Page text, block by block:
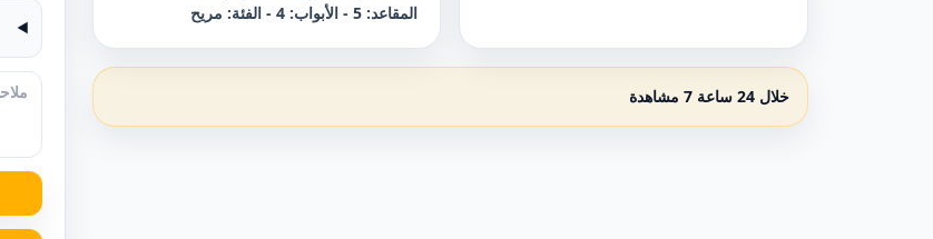
المقاعد: 5 - الأبواب: 4 - الفئة: مريح
خلال 24 ساعة 7 مشاهدة